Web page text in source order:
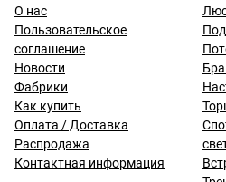
О нас
Пользовательское
соглашение
Новости
Фабрики
Как купить
Оплата / Доставка
Распродажа
Контактная информация